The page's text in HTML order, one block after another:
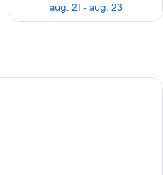
aug. 21 - aug. 23
Ett hotellrum med en säng, ett